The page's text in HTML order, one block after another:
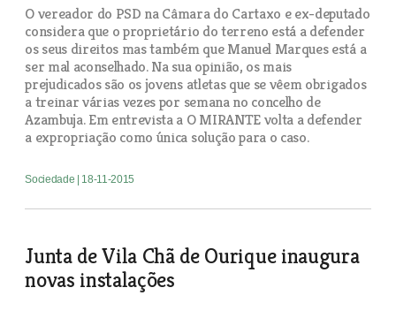
O vereador do PSD na Câmara do Cartaxo e ex-deputado
considera que o proprietário do terreno está a defender
os seus direitos mas também que Manuel Marques está a
ser mal aconselhado. Na sua opinião, os mais
prejudicados são os jovens atletas que se vêem obrigados
a treinar várias vezes por semana no concelho de
Azambuja. Em entrevista a O MIRANTE volta a defender
a expropriação como única solução para o caso.
Sociedade | 18-11-2015
Junta de Vila Chã de Ourique inaugura
novas instalações